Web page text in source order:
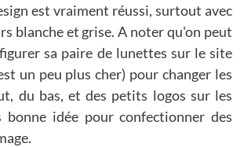
est vraiment réussi, surtout avec
blanche et grise. A noter qu'on peut
sa paire de lunettes sur le site
un peu plus cher) pour changer les
du bas, et des petits logos sur les
bonne idée pour confectionner des